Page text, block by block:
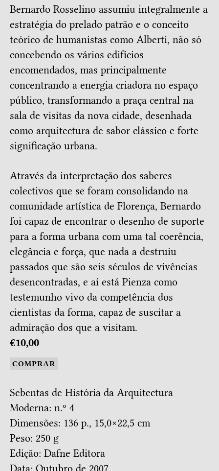
Bernardo Rosselino assumiu integralmente a
estratégia do prelado patrão e o conceito
teórico de humanistas como Alberti, não só
concebendo os vários edifícios
encomendados, mas principalmente
concentrando a energia criadora no espaço
público, transformando a praça central na
sala de visitas da nova cidade, desenhada
como arquitectura de sabor clássico e forte
significação urbana.
Através da interpretação dos saberes
colectivos que se foram consolidando na
comunidade artística de Florença, Bernardo
foi capaz de encontrar o desenho de suporte
para a forma urbana com uma tal coerência,
elegância e força, que nada a destruiu
passados que são seis séculos de vivências
desencontradas, e aí está Pienza como
testemunho vivo da competência dos
cientistas da forma, capaz de suscitar a
admiração dos que a visitam.
€10,00
COMPRAR
Sebentas de História da Arquitectura
Moderna: n.º 4
Dimensões: 136 p., 15,0×22,5 cm
Peso: 250 g
Edição: Dafne Editora